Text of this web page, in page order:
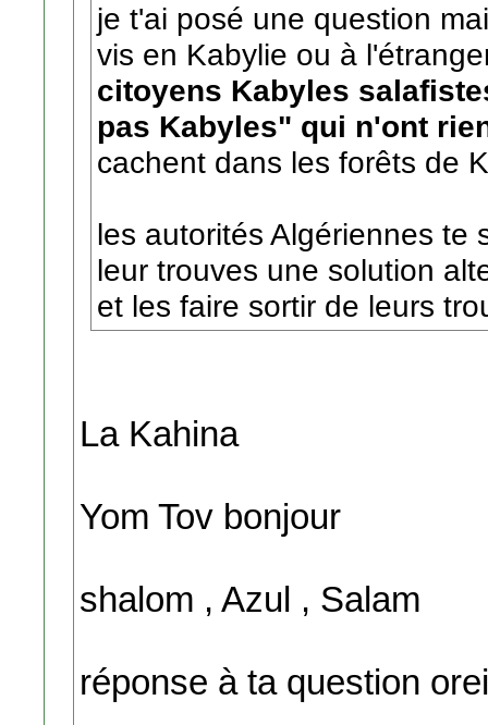
je t'ai posé une question
vis en Kabylie ou à
citoyens Kabyles
pas Kabyles" qui n'ont
cachent dans les forêts de
les autorités Algériennes te
leur trouves une solution
et les faire sortir de leurs
La Kahina
Yom Tov bonjour
shalom , Azul , Salam
réponse à ta question